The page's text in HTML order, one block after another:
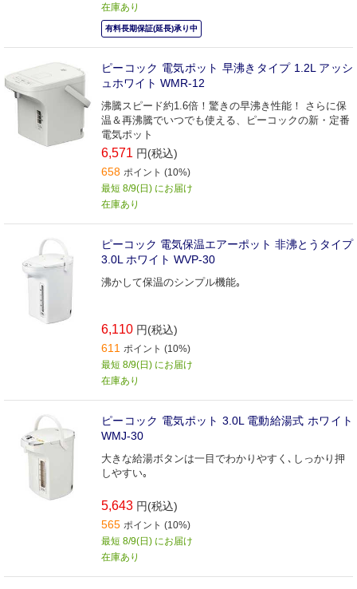
在庫あり
有料長期保証(延長)承り中
ピーコック 電気ポット 早沸きタイプ 1.2L アッシ
ュホワイト WMR-12
沸騰スピード約1.6倍！驚きの早沸き性能！ さらに保
温＆再沸騰でいつでも使える、ピーコックの新・定番
電気ポット
6,571 円(税込)
658 ポイント (10%)
最短 8/9(日) にお届け
在庫あり
ピーコック 電気保温エアーポット 非沸とうタイプ
3.0L ホワイト WVP-30
沸かして保温のシンプル機能｡
6,110 円(税込)
611 ポイント (10%)
最短 8/9(日) にお届け
在庫あり
ピーコック 電気ポット 3.0L 電動給湯式 ホワイト
WMJ-30
大きな給湯ボタンは一目でわかりやすく､しっかり押
しやすい｡
5,643 円(税込)
565 ポイント (10%)
最短 8/9(日) にお届け
在庫あり